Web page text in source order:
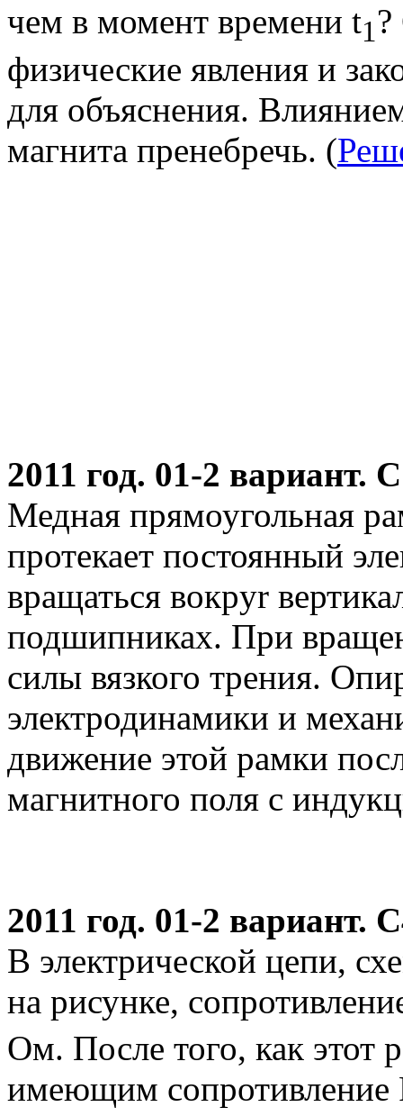
чем в момент времени t1?
физические явления и
для объяснения.
магнита пренебречь. (
2011 год. 01-2 вариант.
Медная прямоугольная
протекает постоянный
вращаться вокpyr
подшипниках. При
силы вязкого трения.
электродинамики и
движение этой рамки
магнитного поля с
2011 год. 01-2 вариант.
В электрической цепи,
на рисунке,
Ом. После того, как этот
имеющим сопротивление